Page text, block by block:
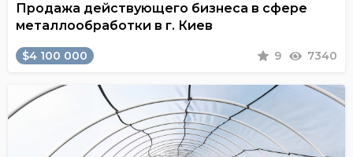
Продажа действующего бизнеса в сфере
металлообработки в г. Киев
$4 100 000 9 7340